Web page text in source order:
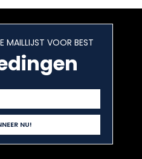
voor konijnen,
cavia’s,
ers
MAILLIJST VOOR BEST